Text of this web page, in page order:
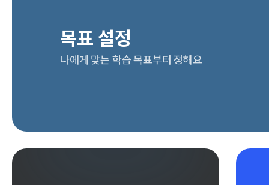
목표 설정
나에게 맞는 학습 목표부터 정해요